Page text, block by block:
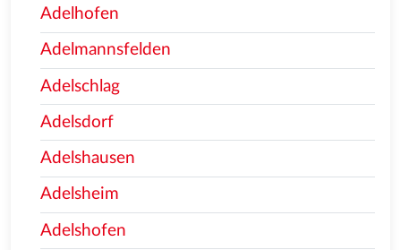
Adelhofen
Adelmannsfelden
Adelschlag
Adelsdorf
Adelshausen
Adelsheim
Adelshofen